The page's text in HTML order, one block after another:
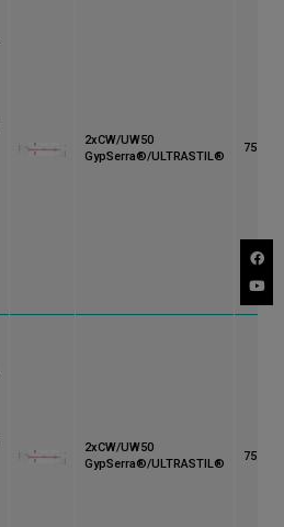
2xCW/UW50
GypSerra®/ULTRASTIL®
75
2xCW/UW50
GypSerra®/ULTRASTIL®
75